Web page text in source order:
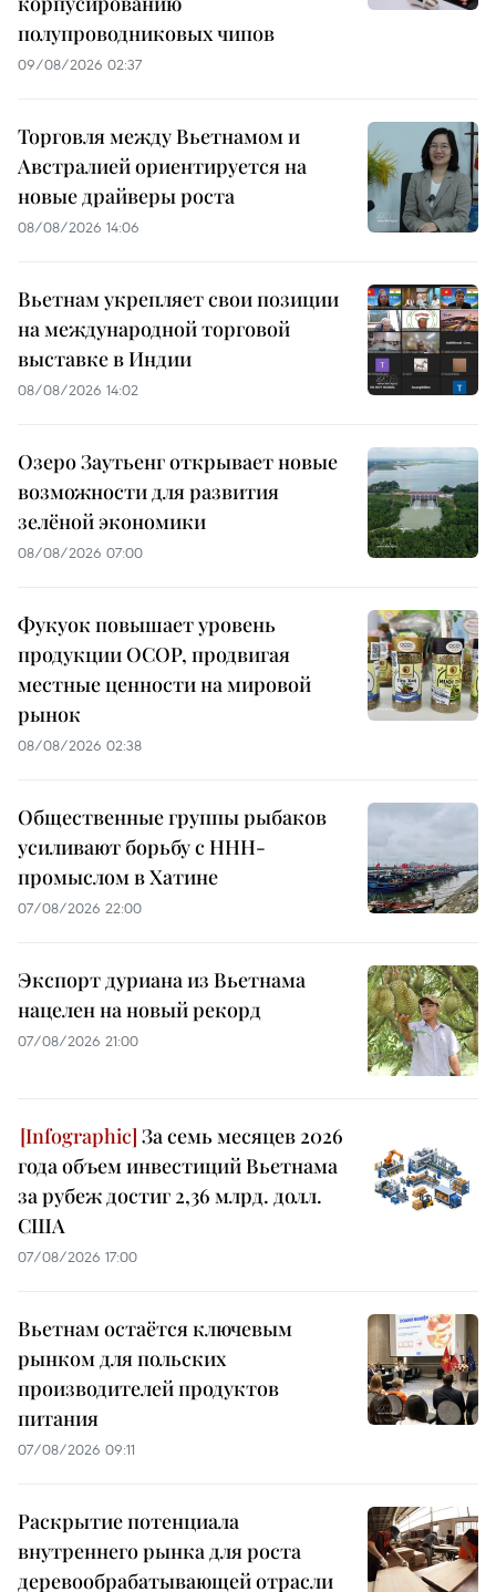
полупроводниковых чипов
09/08/2026 02:37
Торговля между Вьетнамом и
Австралией ориентируется на
новые драйверы роста
08/08/2026 14:06
Вьетнам укрепляет свои позиции
на международной торговой
выставке в Индии
08/08/2026 14:02
Озеро Заутьенг открывает новые
возможности для развития
зелёной экономики
08/08/2026 07:00
Фукуок повышает уровень
продукции OCOP, продвигая
местные ценности на мировой
рынок
08/08/2026 02:38
Общественные группы рыбаков
усиливают борьбу с ННН-
промыслом в Хатине
07/08/2026 22:00
Экспорт дуриана из Вьетнама
нацелен на новый рекорд
07/08/2026 21:00
За семь месяцев 2026
года объем инвестиций Вьетнама
за рубеж достиг 2,36 млрд. долл.
США
07/08/2026 17:00
Вьетнам остаётся ключевым
рынком для польских
производителей продуктов
питания
07/08/2026 09:11
Раскрытие потенциала
внутреннего рынка для роста
деревообрабатывающей отрасли